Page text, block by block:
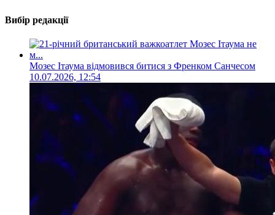
Вибір редакції
Мозес Ітаума відмовився битися з Френком Санчесом
10.07.2026, 12:54